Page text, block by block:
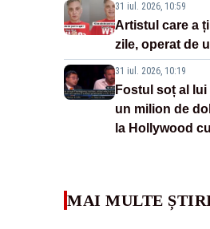
31 iul. 2026, 10:59
Artistul care a
zile, operat de
31 iul. 2026, 10:19
Fostul soț al
un milion de
la Hollywood
MAI MULTE